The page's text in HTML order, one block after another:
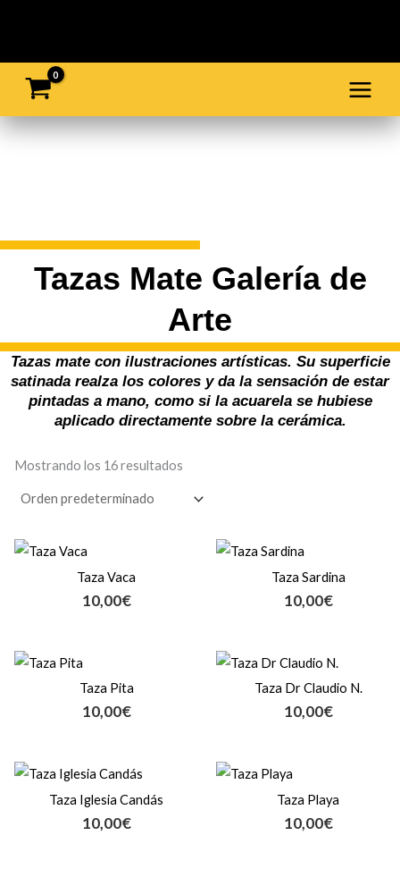
contenido
Tazas Mate Galería de
Arte
Tazas mate con ilustraciones artísticas. Su superficie
satinada realza los colores y da la sensación de estar
pintadas a mano, como si la acuarela se hubiese
aplicado directamente sobre la cerámica.
Mostrando los 16 resultados
Taza Vaca
10,00€
Taza Sardina
10,00€
Taza Pita
10,00€
Taza Dr Claudio N.
10,00€
Taza Iglesia Candás
10,00€
Taza Playa
10,00€